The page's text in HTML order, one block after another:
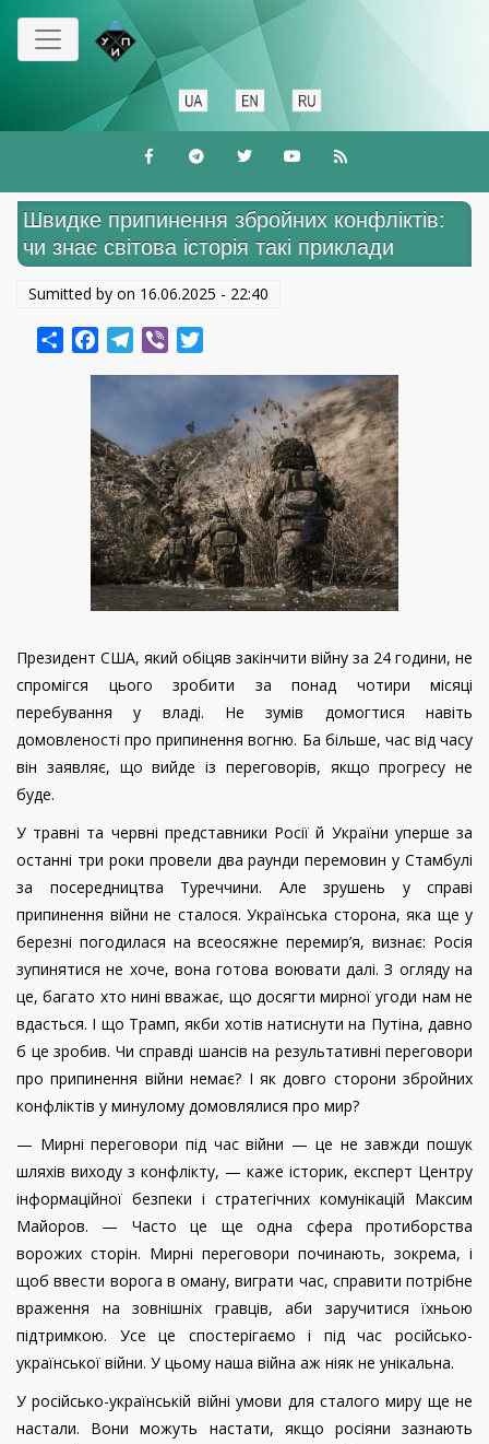
Перейти
основному
Швидке припинення збройних конфліктів:
чи знає світова історія такі приклади
Sumitted by on 16.06.2025 - 22:40
ShareFacebookTelegram
Viber
Президент США, який обіцяв закінчити війну за 24 години, не
спромігся цього зробити за понад чотири місяці
перебування у владі. Не зумів домогтися навіть
домовленості про припинення вогню. Ба більше, час від часу
він заявляє, що вийде із переговорів, якщо прогресу не
буде.
У травні та червні представники Росії й України уперше за
останні три роки провели два раунди перемовин у Стамбулі
за посередництва Туреччини. Але зрушень у справі
припинення війни не сталося. Українська сторона, яка ще у
березні погодилася на всеосяжне перемир’я, визнає: Росія
зупинятися не хоче, вона готова воювати далі. З огляду на
це, багато хто нині вважає, що досягти мирної угоди нам не
вдасться. І що Трамп, якби хотів натиснути на Путіна, давно
б це зробив. Чи справді шансів на результативні переговори
про припинення війни немає? І як довго сторони збройних
конфліктів у минулому домовлялися про мир?
— Мирні переговори під час війни — це не завжди пошук
шляхів виходу з конфлікту, — каже історик, експерт Центру
інформаційної безпеки і стратегічних комунікацій Максим
Майоров. — Часто це ще одна сфера протиборства
ворожих сторін. Мирні переговори починають, зокрема, і
щоб ввести ворога в оману, виграти час, справити потрібне
враження на зовнішніх гравців, аби заручитися їхньою
підтримкою. Усе це спостерігаємо і під час російсько-
української війни. У цьому наша війна аж ніяк не унікальна.
У російсько-українській війні умови для сталого миру ще не
настали. Вони можуть настати, якщо росіяни зазнають